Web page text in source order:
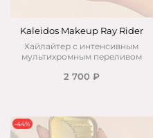
Kaleidos Makeup Ray Rider
Хайлайтер с интенсивным
мультихромным переливом
2 700 ₽
-44%